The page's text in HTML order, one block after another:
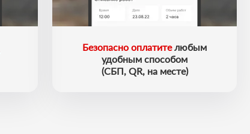
Безопасно оплатителюбым
удобным способом
(СБП, QR, на месте)